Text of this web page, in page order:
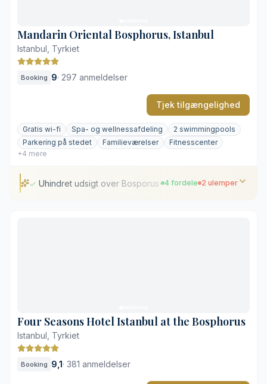
Mandarin Oriental Bosphorus, Istanbul
Istanbul, Tyrkiet
Booking 9· 297 anmeldelser
Tjek tilgængelighed
Gratis wi-fi Spa- og wellnessafdeling
2 swimmingpools
Parkering på stedet
Familieværelser
Fitnesscenter
+4 mere
Uhindret udsigt over Bosporus-strædet
4 fordele 2 ulemper
Four Seasons Hotel Istanbul at the Bosphorus
Istanbul, Tyrkiet
Booking 9,1· 381 anmeldelser